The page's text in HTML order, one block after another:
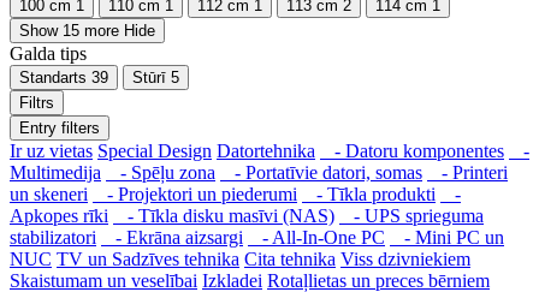
100 cm 1 110 cm 1 112 cm 1 113 cm 2 114 cm 1
Show 15 more Hide
Galda tips
Standarts 39 Stūrī 5
Filtrs
Entry filters
Ir uz vietas Special Design Datortehnika - Datoru komponentes
-
Multimedija
- Spēļu zona - Portatīvie datori, somas
- Printeri
un skeneri
- Projektori un piederumi - Tīkla produkti
-
Apkopes rīki
- Tīkla disku masīvi (NAS)
- UPS sprieguma
stabilizatori
- Ekrāna aizsargi - All-In-One PC
- Mini PC un
NUC TV un Sadzīves tehnika Cita tehnika Viss dzivniekiem
Skaistumam un veselībai Izkladei Rotaļlietas un preces bērniem